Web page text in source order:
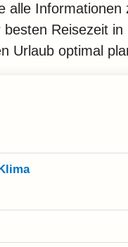
alle Informationen
besten Reisezeit in
Urlaub optimal